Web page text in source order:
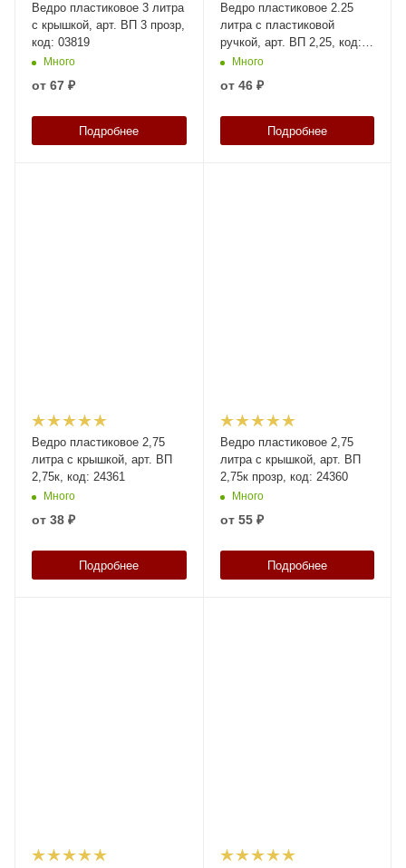
Ведро пластиковое 3 литра
с крышкой, арт. ВП 3 прозр,
код: 03819
Много
от 67 ₽
Подробнее
Ведро пластиковое 2.25
литра с пластиковой
ручкой, арт. ВП 2,25, код:
03828
Много
от 46 ₽
Подробнее
Ведро пластиковое 2,75
литра с крышкой, арт. ВП
2,75к, код: 24361
Много
от 38 ₽
Подробнее
Ведро пластиковое 2,75
литра с крышкой, арт. ВП
2,75к прозр, код: 24360
Много
от 55 ₽
Подробнее